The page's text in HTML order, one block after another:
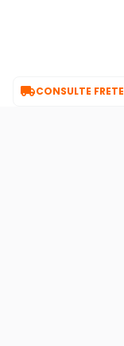
CONSULTE FRETE